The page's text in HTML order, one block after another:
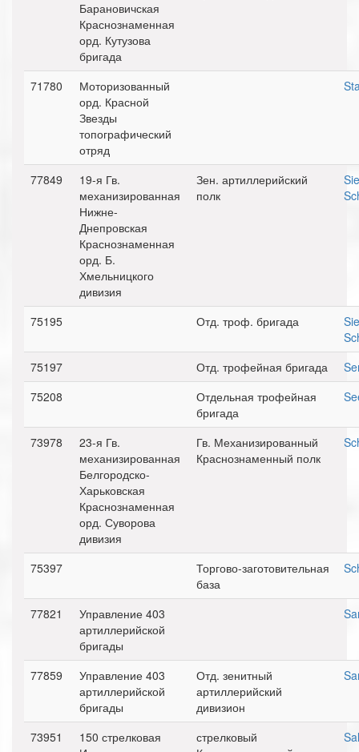
Барановичская
Краснознаменная
орд. Кутузова
бригада
71780
Моторизованный
орд. Красной
Звезды
топографический
отряд
77849
19-я Гв.
механизированная
Нижне-
Днепровская
Краснознаменная
орд. Б.
Хмельницкого
дивизия
Зен. артиллерийский
полк
75195 Отд. троф. бригада
75197
Отд. трофейная бригада
75208
Отдельная трофейная
бригада
73978
23-я Гв.
механизированная
Белгородско-
Харьковская
Краснознаменная
орд. Суворова
дивизия
Гв. Механизированный
Краснознаменный полк
75397
Торгово-заготовительная
база
77821
Управление 403
артиллерийской
бригады
77859
Управление 403
артиллерийской
бригады
Отд. зенитный
артиллерийский
дивизион
73951
150 стрелковая
стрелковый